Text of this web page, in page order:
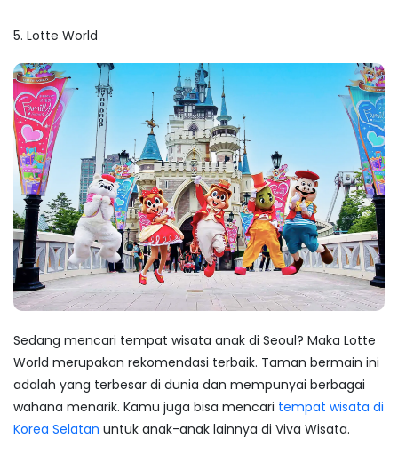
5. Lotte World
Sedang mencari tempat wisata anak di Seoul? Maka Lotte
World merupakan rekomendasi terbaik. Taman bermain ini
adalah yang terbesar di dunia dan mempunyai berbagai
wahana menarik. Kamu juga bisa mencari tempat wisata di
Korea Selatan untuk anak-anak lainnya di Viva Wisata.